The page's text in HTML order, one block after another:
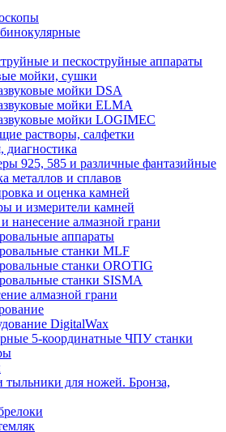
и пескоструйные аппараты
мойки, сушки
мойки DSA
мойки ELMA
мойки LOGIMEC
растворы, салфетки
диагностика
925, 585 и различные фантазийные
металлов и сплавов
и оценка камней
и измерители камней
нанесение алмазной грани
аппараты
станки MLF
станки OROTIG
станки SISMA
алмазной грани
DigitalWax
5-координатные ЧПУ станки
тыльники для ножей. Бронза,